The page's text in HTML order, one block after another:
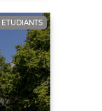
ETUDIANTS